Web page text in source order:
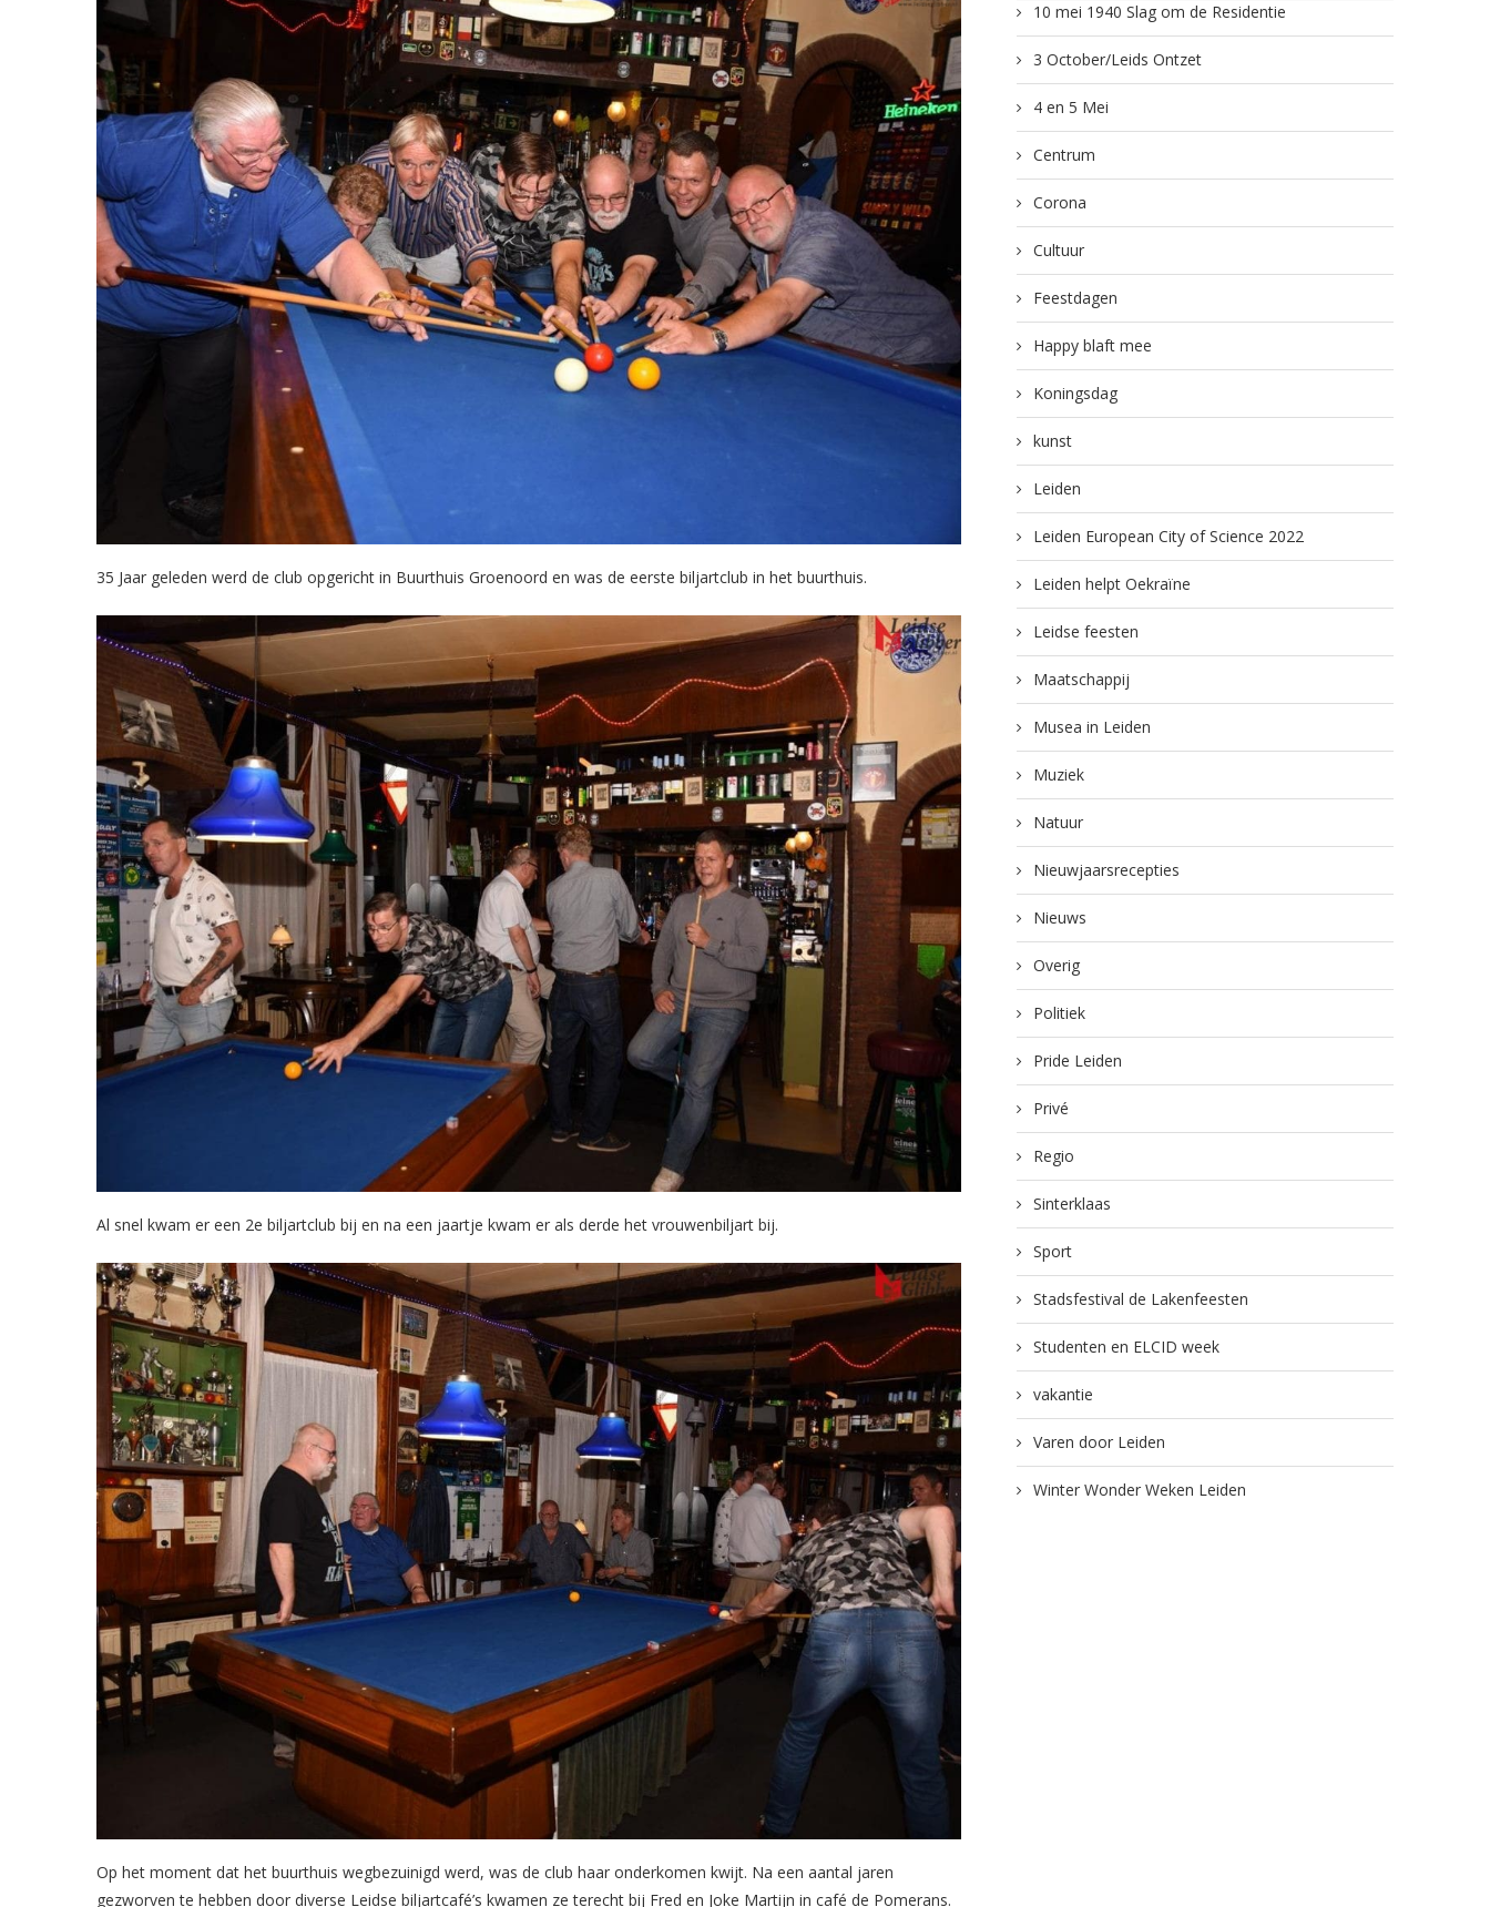
35 Jaar geleden werd de club opgericht in Buurthuis Groenoord en was de eerste biljartclub in het buurthuis.
Al snel kwam er een 2e biljartclub bij en na een jaartje kwam er als derde het vrouwenbiljart bij.
Op het moment dat het buurthuis wegbezuinigd werd, was de club haar onderkomen kwijt. Na een aantal jaren
gezworven te hebben door diverse Leidse biljartcafé’s kwamen ze terecht bij Fred en Joke Martijn in café de Pomerans.
10 mei 1940 Slag om de Residentie
3 October/Leids Ontzet
4 en 5 Mei
Centrum
Corona
Cultuur
Feestdagen
Happy blaft mee
Koningsdag
kunst
Leiden
Leiden European City of Science 2022
Leiden helpt Oekraïne
Leidse feesten
Maatschappij
Musea in Leiden
Muziek
Natuur
Nieuwjaarsrecepties
Nieuws
Overig
Politiek
Pride Leiden
Privé
Regio
Sinterklaas
Sport
Stadsfestival de Lakenfeesten
Studenten en ELCID week
vakantie
Varen door Leiden
Winter Wonder Weken Leiden